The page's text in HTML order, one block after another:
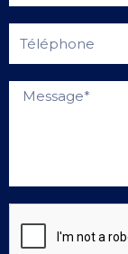
Message